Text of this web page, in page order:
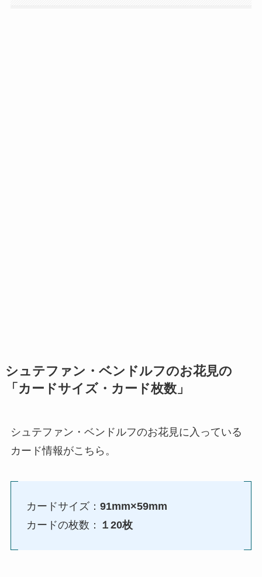
シュテファン・ベンドルフのお花見の
「カードサイズ・カード枚数」
シュテファン・ベンドルフのお花見に入っている
カード情報がこちら。
カードサイズ： 91mm×59mm
カードの枚数： １20枚